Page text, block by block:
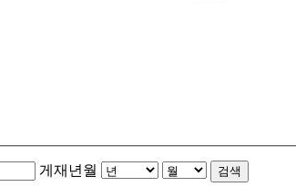
게재년월 검색